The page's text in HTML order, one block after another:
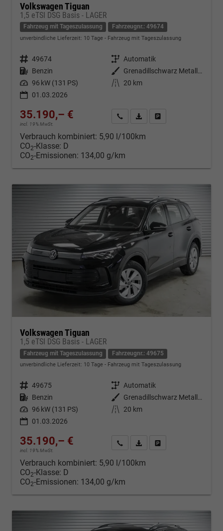
Volkswagen Tiguan
1,5 eTSI DSG Basis - LAGER
Fahrzeug mit Tageszulassung Fahrzeugnr.: 49674
unverbindliche Lieferzeit: 10 Tage Fahrzeug mit Tageszulassung
Fahrzeugnr. 49674 Getriebe Automatik
Kraftstoff Benzin Außenfarbe
Grenadillschwarz Metallic (0E)
Leistung 96 kW (131 PS) Kilometerstand
20 km
01.03.2026
35.190,– €
incl. 19% MwSt.
Kontakt & Angebot anfordern
PDF-Datei, Fahrzeugexposé
Verbrauch kombiniert: 5,90 l/100km
CO2-Klasse: D
CO2-Emissionen: 134,00 g/km
Volkswagen Tiguan
1,5 eTSI DSG Basis - LAGER
Fahrzeug mit Tageszulassung Fahrzeugnr.: 49675
unverbindliche Lieferzeit: 10 Tage Fahrzeug mit Tageszulassung
Fahrzeugnr. 49675 Getriebe Automatik
Kraftstoff Benzin Außenfarbe
Grenadillschwarz Metallic (0E)
Leistung 96 kW (131 PS) Kilometerstand
20 km
01.03.2026
35.190,– €
incl. 19% MwSt.
Kontakt & Angebot anfordern
PDF-Datei, Fahrzeugexposé
Verbrauch kombiniert: 5,90 l/100km
CO2-Klasse: D
CO2-Emissionen: 134,00 g/km